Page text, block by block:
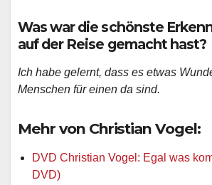
Was war die schönste
auf der Reise gemacht hast?
Ich habe gelernt, dass es etwas
Menschen für einen da sind.
Mehr von Christian Vogel:
DVD Christian Vogel: Egal was
DVD)